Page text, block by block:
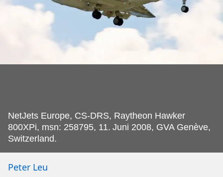
NetJets Europe, CS-DRS, Raytheon Hawker
800XPi, msn: 258795, 11. Juni 2008, GVA Genève,
Switzerland.
Peter Leu